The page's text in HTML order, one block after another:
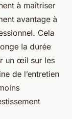
à maîtriser
avantage à
Cela
la durée
un œil sur les
de l’entretien